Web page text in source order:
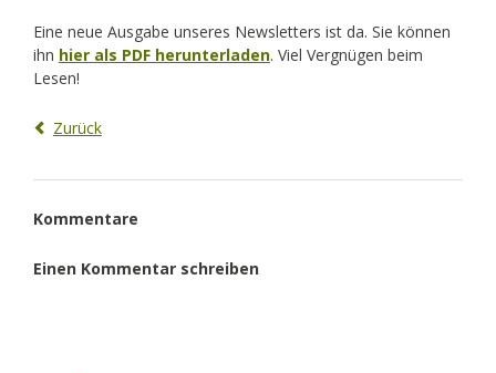
Eine neue Ausgabe unseres Newsletters ist da. Sie können
ihn hier als PDF herunterladen. Viel Vergnügen beim
Lesen!
Zurück
Kommentare
Einen Kommentar schreiben